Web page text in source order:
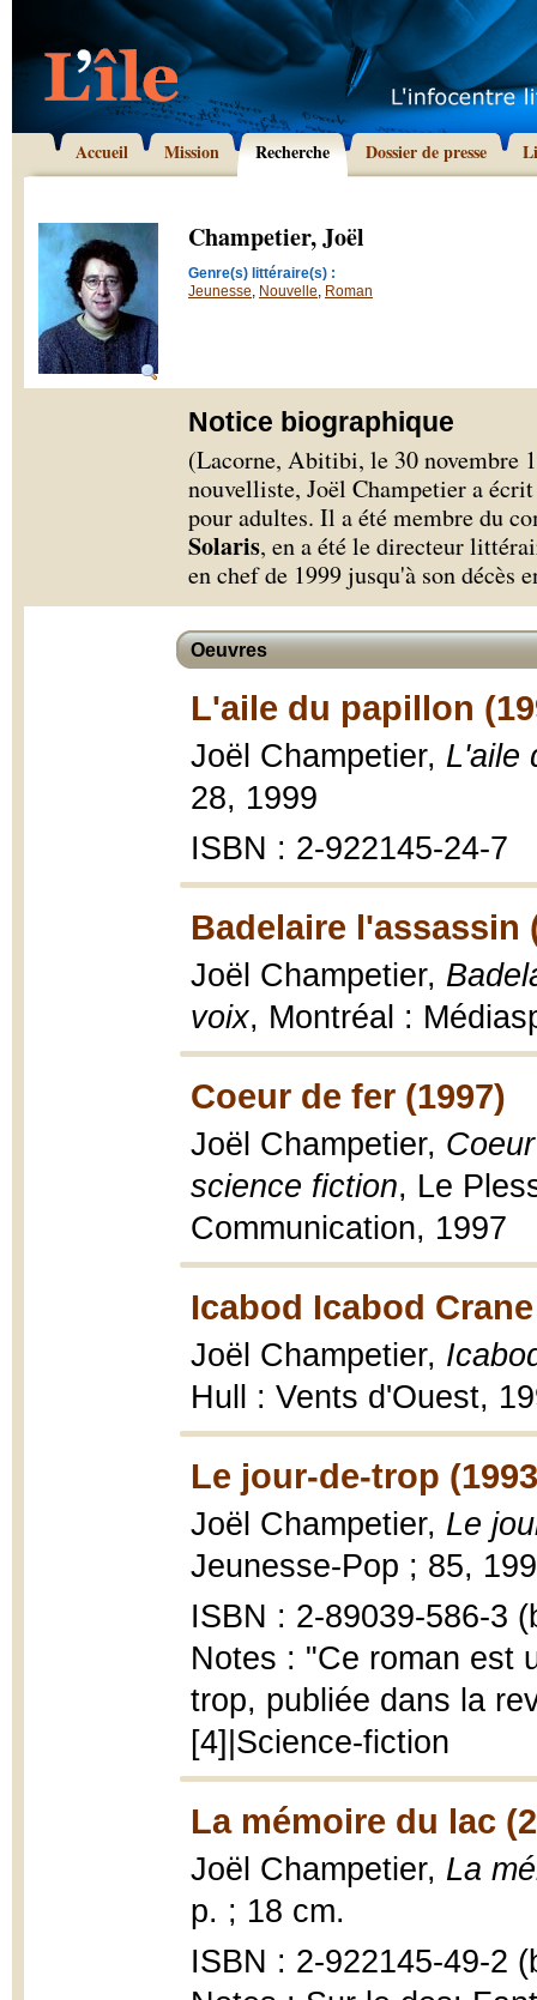
Accueil Mission Recherche Dossier de presse
Champetier, Joël
Genre(s) littéraire(s) :
Jeunesse, Nouvelle, Roman
Notice biographique
(Lacorne, Abitibi, le 30 novembre
nouvelliste, Joël Champetier a
pour adultes. Il a été membre du
Solaris, en a été le directeur
en chef de 1999 jusqu'à son décès
Oeuvres
L'aile du papillon
Joël Champetier, L'aile
28, 1999
ISBN : 2-922145-24-7
Badelaire l'assassin
Joël Champetier,
voix, Montréal :
Coeur de fer (1997)
Joël Champetier,
science fiction, Le
Communication, 1997
Icabod Icabod
Joël Champetier,
Hull : Vents d'Ouest,
Le jour-de-trop
Joël Champetier, Le
Jeunesse-Pop ; 85,
ISBN : 2-89039-586-3
Notes : "Ce roman est
trop, publiée dans la
[4]|Science-fiction
La mémoire du lac
Joël Champetier, La
p. ; 18 cm.
ISBN : 2-922145-49-2